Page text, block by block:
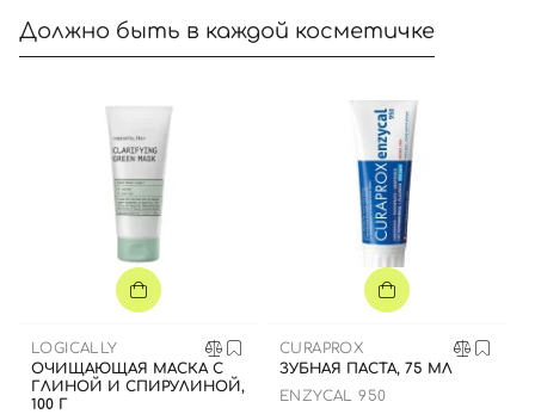
Должно быть в каждой косметичке
LOGICALLY
ОЧИЩАЮЩАЯ МАСКА С
ГЛИНОЙ И СПИРУЛИНОЙ,
100 Г
CURAPROX
ЗУБНАЯ ПАСТА, 75 МЛ
ENZYCAL 950